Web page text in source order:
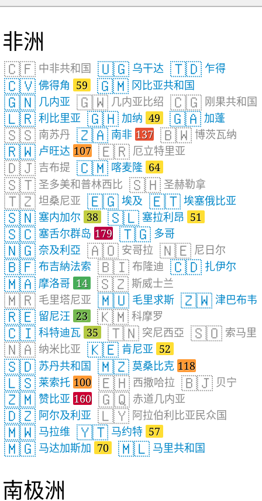
非洲
🇨🇫 中非共和国 🇺🇬 乌干达 🇹🇩 乍得
🇨🇻 佛得角 59 🇬🇲 冈比亚共和国
🇬🇳 几内亚 🇬🇼 几内亚比绍 🇨🇬 刚果共和国
🇱🇷 利比里亚 🇬🇭 加纳 49 🇬🇦 加蓬
🇸🇸 南苏丹 🇿🇦 南非 137 🇧🇼 博茨瓦纳
🇷🇼 卢旺达 107 🇪🇷 厄立特里亚
🇩🇯 吉布提 🇨🇲 喀麦隆 64
🇸🇹 圣多美和普林西比 🇸🇭 圣赫勒拿
🇹🇿 坦桑尼亚 🇪🇬 埃及 🇪🇹 埃塞俄比亚
🇸🇳 塞内加尔 38 🇸🇱 塞拉利昂 51
🇸🇨 塞舌尔群岛 179 🇹🇬 多哥
🇳🇬 奈及利亞 🇦🇴 安哥拉 🇳🇪 尼日尔
🇧🇫 布吉納法索 🇧🇮 布隆迪 🇨🇩 扎伊尔
🇲🇦 摩洛哥 14 🇸🇿 斯威士兰
🇲🇷 毛里塔尼亚 🇲🇺 毛里求斯 🇿🇼 津巴布韦
🇷🇪 留尼汪 23 🇰🇲 科摩罗
🇨🇮 科特迪瓦 35 🇹🇳 突尼西亞 🇸🇴 索马里
🇳🇦 纳米比亚 🇰🇪 肯尼亚 52
🇸🇩 苏丹共和国 🇲🇿 莫桑比克 118
🇱🇸 莱索托 100 🇪🇭 西撒哈拉 🇧🇯 贝宁
🇿🇲 赞比亚 160 🇬🇶 赤道几内亚
🇩🇿 阿尔及利亚 🇱🇾 阿拉伯利比亚民众国
🇲🇼 马拉维 🇾🇹 马约特 57
🇲🇬 马达加斯加 70 🇲🇱 马里共和国
南极洲